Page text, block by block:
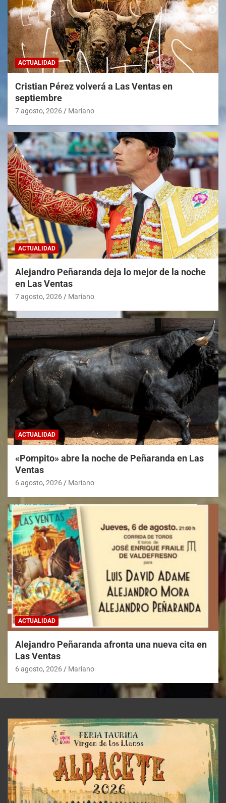
ACTUALIDAD
Cristian Pérez volverá a Las Ventas en
septiembre
7 agosto, 2026 Mariano
ACTUALIDAD
Alejandro Peñaranda deja lo mejor de la noche
en Las Ventas
7 agosto, 2026 Mariano
ACTUALIDAD
«Pompito» abre la noche de Peñaranda en Las
Ventas
6 agosto, 2026 Mariano
ACTUALIDAD
Alejandro Peñaranda afronta una nueva cita en
Las Ventas
6 agosto, 2026 Mariano